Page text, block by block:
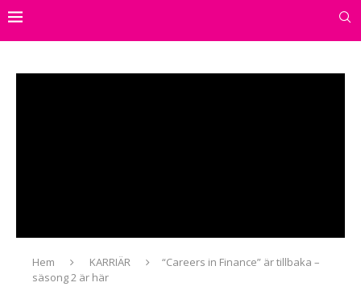
Hem KARRIÄR
“Careers in Finance” är tillbaka –
säsong 2 är här